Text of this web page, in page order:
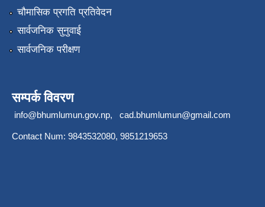
चौमासिक प्रगति प्रतिवेदन
सार्वजनिक सुनुवाई
सार्वजनिक परीक्षण
सम्पर्क विवरण
info@bhumlumun.gov.np, cad.bhumlumun@gmail.com
Contact Num: 9843532080, 9851219653